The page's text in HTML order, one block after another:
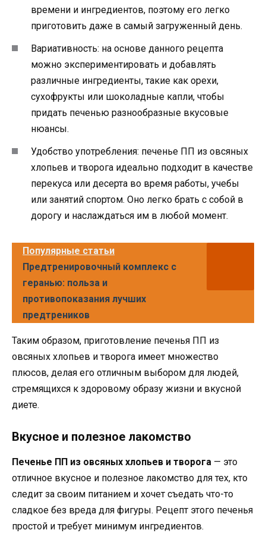
времени и ингредиентов, поэтому его легко
приготовить даже в самый загруженный день.
Вариативность: на основе данного рецепта
можно экспериментировать и добавлять
различные ингредиенты, такие как орехи,
сухофрукты или шоколадные капли, чтобы
придать печенью разнообразные вкусовые
нюансы.
Удобство употребления: печенье ПП из овсяных
хлопьев и творога идеально подходит в качестве
перекуса или десерта во время работы, учебы
или занятий спортом. Оно легко брать с собой в
дорогу и наслаждаться им в любой момент.
Популярные статьи
Предтренировочный комплекс с
геранью: польза и
противопоказания лучших
предтреников
Таким образом, приготовление печенья ПП из
овсяных хлопьев и творога имеет множество
плюсов, делая его отличным выбором для людей,
стремящихся к здоровому образу жизни и вкусной
диете.
Вкусное и полезное лакомство
Печенье ПП из овсяных хлопьев и творога — это
отличное вкусное и полезное лакомство для тех, кто
следит за своим питанием и хочет съедать что-то
сладкое без вреда для фигуры. Рецепт этого печенья
простой и требует минимум ингредиентов.